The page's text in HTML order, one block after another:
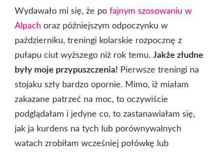
Wydawało mi się, że po fajnym szosowaniu w
Alpach oraz późniejszym odpoczynku w
październiku, treningi kolarskie rozpocznę z
pułapu ciut wyższego niż rok temu. Jakże złudne
były moje przypuszczenia! Pierwsze treningi na
stojaku szły bardzo opornie. Mimo, iż miałam
zakazane patrzeć na moc, to oczywiście
podglądałam i jedyne co, to zastanawiałam się,
jak ja kurdens na tych lub porównywalnych
watach zrobiłam wcześniej połówkę lub